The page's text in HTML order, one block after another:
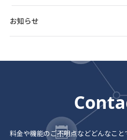
お知らせ
料金や機能のご不明点などどんなこ